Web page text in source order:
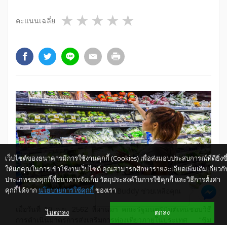
คะแนนเฉลี่ย 4 stars
3 stars
2 stars
1 star
เมื่อวันที่ 10 ก.ย. 2562 ที่ผ่านมา คณะรัฐมนตรีมีมติเห็นชอบวิธี
เว็บไซต์ของธนาคารมีการใช้งานคุกกี้ (Cookies) เพื่อส่งมอบประสบการณ์ที่ดียิ่ง
ให้แก่คุณในการเข้าใช้งานเว็บไซต์ คุณสามารถศึกษารายละเอียดเพิ่มเติมเกี่ยวกั
ประเภทของคุกกี้ที่ธนาคารจัดเก็บ วัตถุประสงค์ในการใช้คุกกี้ และวิธีการตั้งค่า
คุกกี้ได้จาก นโยบายการใช้คุกกี้ของเรา
ไม่ตกลง ตกลง
ให้ K-Buddy ช่วยเหลือคุณ